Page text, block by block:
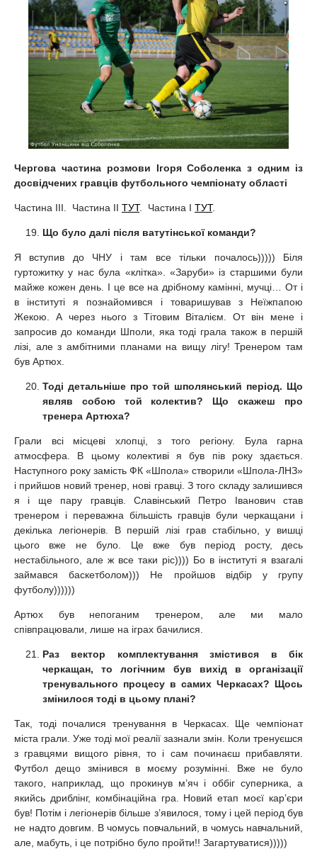
Чергова частина розмови Ігоря Соболенка з одним із
досвідчених гравців футбольного чемпіонату області
Частина III. Частина II ТУТ. Частина I ТУТ.
Що було далі після ватутінської команди?
Я вступив до ЧНУ і там все тільки почалось))))) Біля
гуртожитку у нас була «клітка». «Заруби» із старшими були
майже кожен день. І це все на дрібному камінні, мучці… От і
в інституті я познайомився і товаришував з Неїжпапою
Жекою. А через нього з Тітовим Віталієм. От він мене і
запросив до команди Шполи, яка тоді грала також в першій
лізі, але з амбітними планами на вищу лігу! Тренером там
був Артюх.
Тоді детальніше про той шполянський період. Що
являв собою той колектив? Що скажеш про
тренера Артюха?
Грали всі місцеві хлопці, з того регіону. Була гарна
атмосфера. В цьому колективі я був пів року здається.
Наступного року замість ФК «Шпола» створили «Шпола-ЛНЗ»
і прийшов новий тренер, нові гравці. З того складу залишився
я і ще пару гравців. Славінський Петро Іванович став
тренером і переважна більшість гравців були черкащани і
декілька легіонерів. В першій лізі грав стабільно, у вишці
цього вже не було. Це вже був період росту, десь
нестабільного, але ж все таки ріс)))) Бо в інституті я взагалі
займався баскетболом))) Не пройшов відбір у групу
футболу))))))
Артюх був непоганим тренером, але ми мало
співпрацювали, лише на іграх бачилися.
Раз вектор комплектування змістився в бік
черкащан, то логічним був вихід в організації
тренувального процесу в самих Черкасах? Щось
змінилося тоді в цьому плані?
Так, тоді почалися тренування в Черкасах. Ще чемпіонат
міста грали. Уже тоді мої реалії зазнали змін. Коли тренуєшся
з гравцями вищого рівня, то і сам починаєш прибавляти.
Футбол дещо змінився в моєму розумінні. Вже не було
такого, наприклад, що прокинув м’яч і оббіг суперника, а
якийсь дриблінг, комбінаційна гра. Новий етап моєї кар’єри
був! Потім і легіонерів більше з’явилося, тому і цей період був
не надто довгим. В чомусь повчальний, в чомусь навчальний,
але, мабуть, і це потрібно було пройти!! Загартуватися)))))